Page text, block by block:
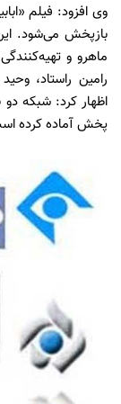
وی افزود: فیلم
بازپخش می‌شود. این
ماهرو و
رامین راستاد،
اظهار کرد: شبکه
پخش آماده کرده